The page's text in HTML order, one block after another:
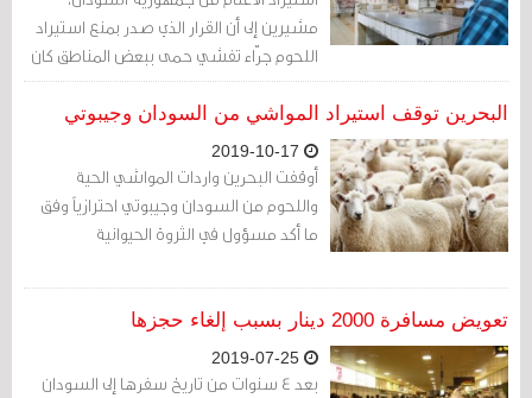
مشيرين إلى أن القرار الذي صدر بمنع استيراد
اللحوم جرّاء تفشي حمى ببعض المناطق كان
مؤقتًا، إلا أنه لم يُلغَ حتى الآن، ما سبّب أضرارًا
لكثير من التجار وتوقف الكثير من مبيعاتهم
خلال الفترة الماضية
البحرين توقف استيراد المواشي من السودان وجيبوتي
أوقفت البحرين واردات المواشي الحية
واللحوم من السودان وجيبوتي احترازياً وفق
ما أكد مسؤول في الثروة الحيوانية
تعويض مسافرة 2000 دينار بسبب إلغاء حجزها
بعد 4 سنوات من تاريخ سفرها إلى السودان